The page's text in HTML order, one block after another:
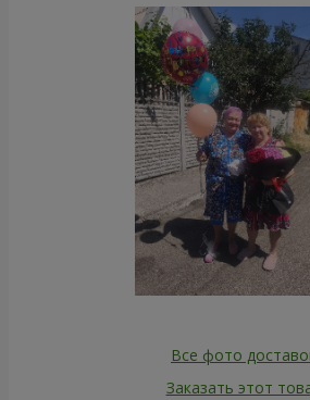
Все фото
Заказать этот